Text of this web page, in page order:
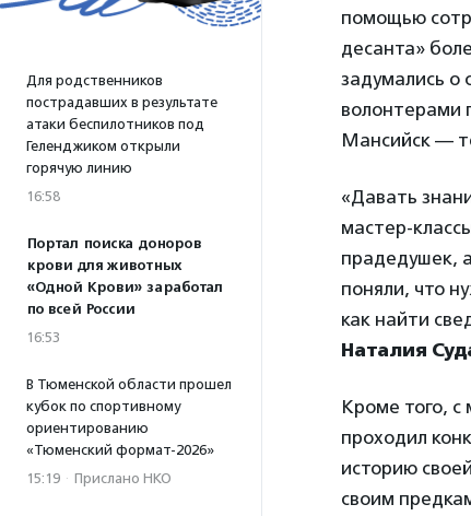
Для родственников
пострадавших в результате
атаки беспилотников под
Геленджиком открыли
горячую линию
16:58
Портал поиска доноров
крови для животных
«Одной Крови» заработал
по всей России
16:53
В Тюменской области прошел
кубок по спортивному
ориентированию
«Тюменский формат-2026»
15:19 · Прислано НКО
помощью
десанта»
задумались о
волонтерами
Мансийск —
«Давать
мастер-
прадедушек,
поняли, что
как найти
Наталия
Кроме того, с
проходил
историю
своим